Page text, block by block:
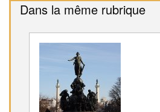
Dans la même rubrique